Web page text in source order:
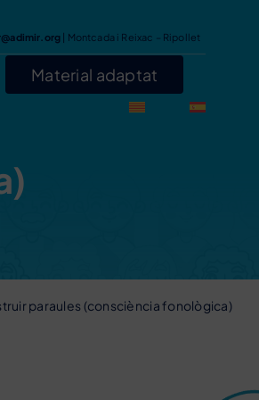
| Montcada i Reixac – Ripollet
Material adaptat
paraules (consciència fonològica)